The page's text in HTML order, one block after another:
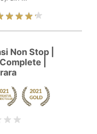
Non Stop |
|